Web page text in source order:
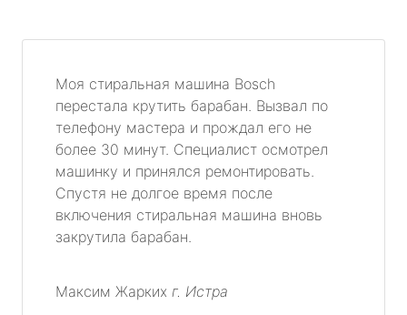
Моя стиральная машина Bosch
перестала крутить барабан. Вызвал по
телефону мастера и прождал его не
более 30 минут. Специалист осмотрел
машинку и принялся ремонтировать.
Спустя не долгое время после
включения стиральная машина вновь
закрутила барабан.
Максим Жарких г. Истра